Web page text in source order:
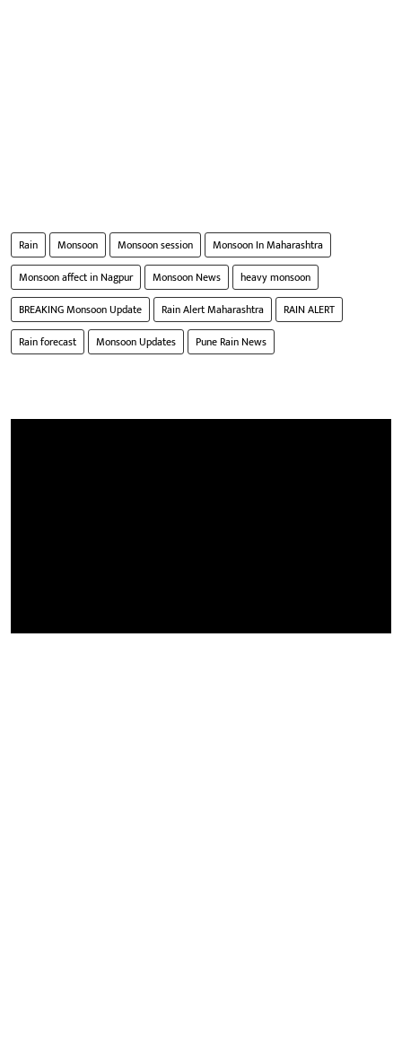
Rain Monsoon Monsoon session
Monsoon In Maharashtra
Monsoon affect in Nagpur
Monsoon News
heavy monsoon
BREAKING Monsoon Update
Rain Alert Maharashtra
RAIN ALERT
Rain forecast
Monsoon Updates Pune Rain News